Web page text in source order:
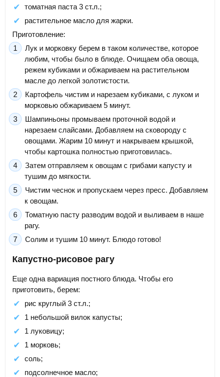
томатная паста 3 ст.л.;
растительное масло для жарки.
Приготовление:
Лук и морковку берем в таком количестве, которое
любим, чтобы было в блюде. Очищаем оба овоща,
режем кубиками и обжариваем на растительном
масле до легкой золотистости.
Картофель чистим и нарезаем кубиками, с луком и
морковью обжариваем 5 минут.
Шампиньоны промываем проточной водой и
нарезаем слайсами. Добавляем на сковороду с
овощами. Жарим 10 минут и накрываем крышкой,
чтобы картошка полностью приготовилась.
Затем отправляем к овощам с грибами капусту и
тушим до мягкости.
Чистим чеснок и пропускаем через пресс. Добавляем
к овощам.
Томатную пасту разводим водой и выливаем в наше
рагу.
Солим и тушим 10 минут. Блюдо готово!
Капустно-рисовое рагу
Еще одна вариация постного блюда. Чтобы его
приготовить, берем:
рис круглый 3 ст.л.;
1 небольшой вилок капусты;
1 луковицу;
1 морковь;
соль;
подсолнечное масло;